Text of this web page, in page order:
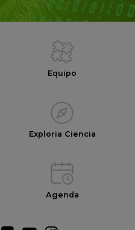
Equipo
Exploria Ciencia
Agenda